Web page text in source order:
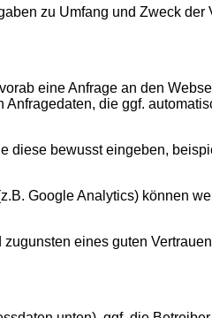
zu Umfang und Zweck
eine Anfrage an den
die ggf.
diese bewusst eingeben,
Google Analytics) können
eines guten